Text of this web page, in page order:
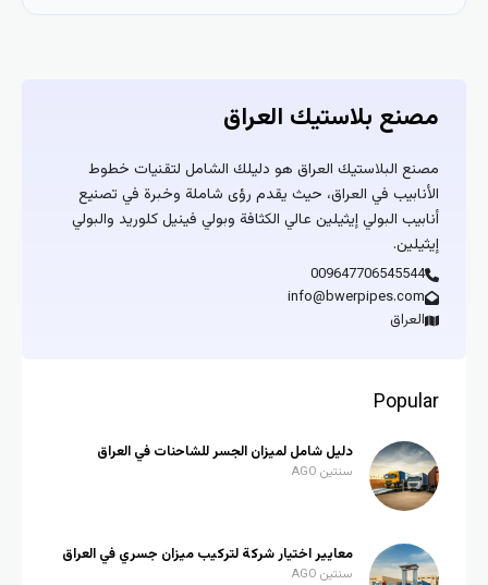
مصنع بلاستيك العراق
مصنع البلاستيك العراق هو دليلك الشامل لتقنيات خطوط
الأنابيب في العراق، حيث يقدم رؤى شاملة وخبرة في تصنيع
أنابيب البولي إيثيلين عالي الكثافة وبولي فينيل كلوريد والبولي
إيثيلين.
009647706545544
info@bwerpipes.com
العراق
Popular
دليل شامل لميزان الجسر للشاحنات في العراق
سنتين AGO
معايير اختيار شركة لتركيب ميزان جسري في العراق
سنتين AGO